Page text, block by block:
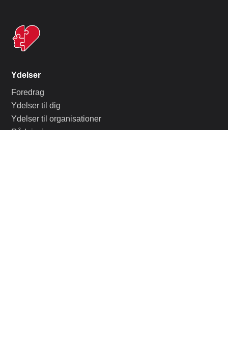
Ydelser
Foredrag
Ydelser til dig
Ydelser til organisationer
Rådgivning